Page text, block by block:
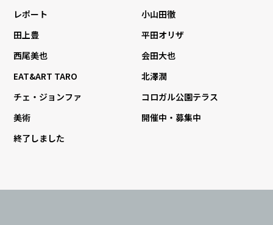
レポート
小山田徹
田上豊
平田オリザ
西尾美也
会田大也
EAT&ART TARO
北澤潤
チェ・ジョンファ
コロガル公園テラス
美術
開催中・募集中
終了しました